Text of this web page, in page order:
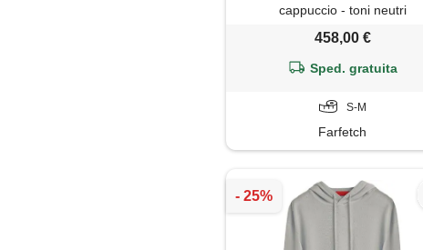
cappuccio - toni neutri
458,00 €
Sped. gratuita
S-M
Farfetch